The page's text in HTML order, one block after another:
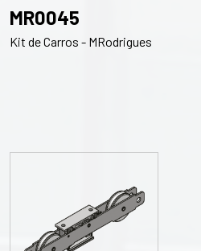
MR0045
Kit de Carros - MRodrigues